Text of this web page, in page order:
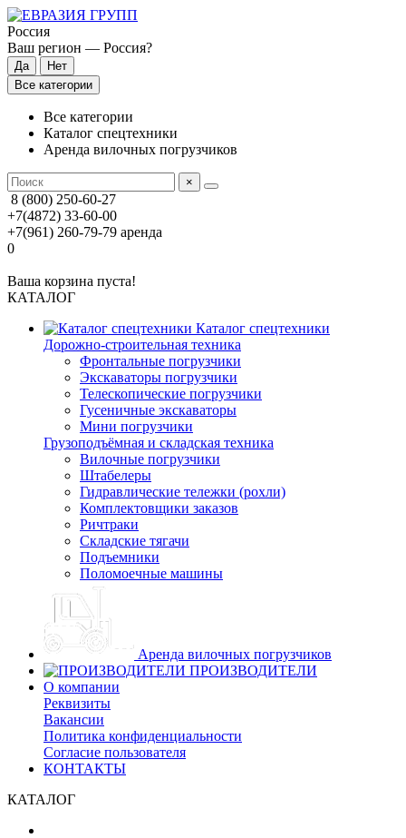
Россия
Ваш регион — Россия?
Все категории
Все категории
Каталог спецтехники
Аренда вилочных погрузчиков
×
8 (800) 250-60-27
+7(4872) 33-60-00
+7(961) 260-79-79 аренда
0
Ваша корзина пуста!
КАТАЛОГ
Каталог спецтехники
Дорожно-строительная техника
Фронтальные погрузчики
Экскаваторы погрузчики
Телескопические погрузчики
Гусеничные экскаваторы
Мини погрузчики
Грузоподъёмная и складская техника
Вилочные погрузчики
Штабелеры
Гидравлические тележки (рохли)
Комплектовщики заказов
Ричтраки
Складские тягачи
Подъемники
Поломоечные машины
Аренда вилочных погрузчиков
ПРОИЗВОДИТЕЛИ
О компании
Реквизиты
Вакансии
Политика конфиденциальности
Согласие пользователя
КОНТАКТЫ
КАТАЛОГ